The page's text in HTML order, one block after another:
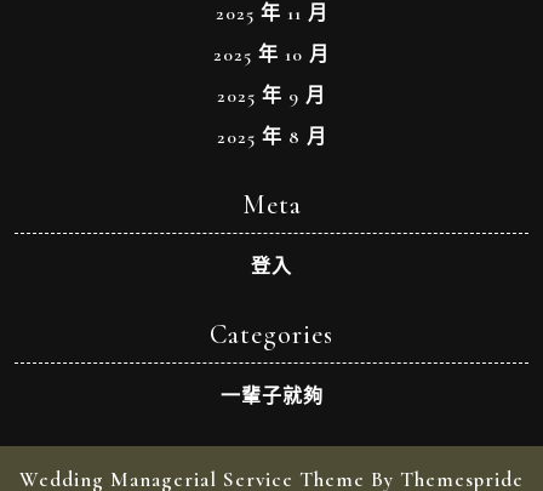
2025 年 11 月
2025 年 10 月
2025 年 9 月
2025 年 8 月
Meta
登入
Categories
一輩子就夠
Wedding Managerial Service Theme By Themespride